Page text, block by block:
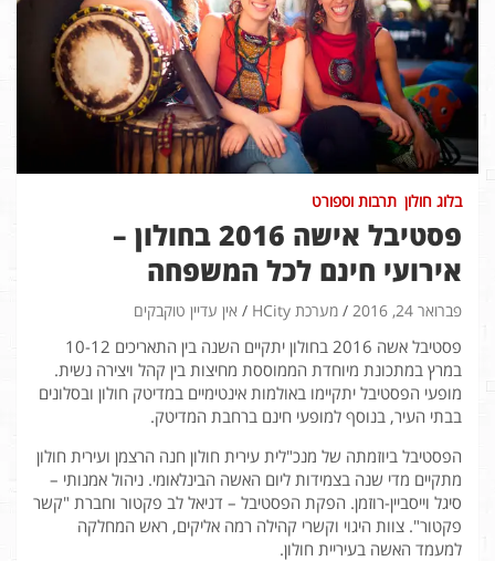
בלוג חולון תרבות וספורט
פסטיבל אישה 2016 בחולון –
אירועי חינם לכל המשפחה
פברואר 24, 2016 מערכת HCity אין עדיין טוקבקים
פסטיבל אשה 2016 בחולון יתקיים השנה בין התאריכים 10-12
במרץ במתכונת מיוחדת הממוססת מחיצות בין קהל ויצירה נשית.
מופעי הפסטיבל יתקיימו באולמות אינטימיים במדיטק חולון ובסלונים
בבתי העיר, בנוסף למופעי חינם ברחבת המדיטק.
הפסטיבל ביוזמתה של מנכ"לית עירית חולון חנה הרצמן ועירית חולון
מתקיים מדי שנה בצמידות ליום האשה הבינלאומי. ניהול אמנותי –
סיגל וייסביין-רוזמן. הפקת הפסטיבל – דניאל לב פקטור וחברת "קשר
פקטור". צוות היגוי וקשרי קהילה רמה אליקים, ראש המחלקה
למעמד האשה בעיריית חולון.